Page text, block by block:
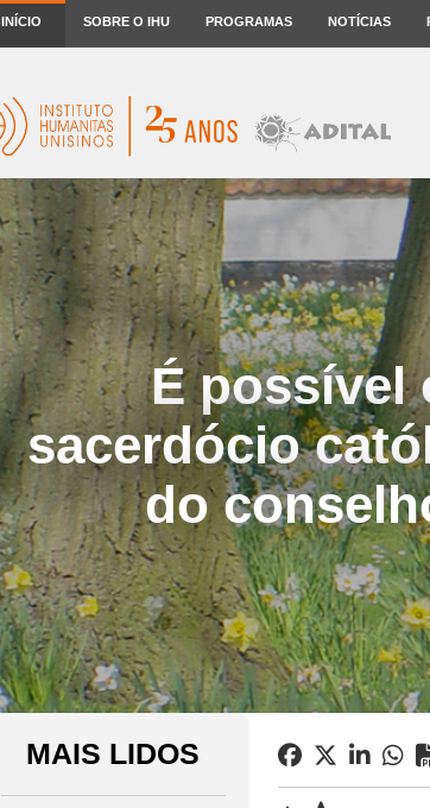
INÍCIO SOBRE O IHU PROGRAMAS NOTÍCIAS
É possível
sacerdócio
do
MAIS LIDOS